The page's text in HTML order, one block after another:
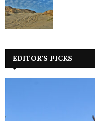
EDITOR'S PICKS